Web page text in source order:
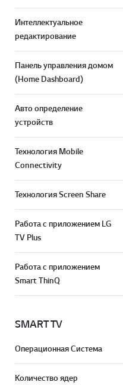
Интеллектуальное
редактирование
Панель управления домом
(Home Dashboard)
Авто определение
устройств
Технология Mobile
Connectivity
Технология Screen Share
Работа с приложением LG
TV Plus
Работа с приложением
Smart ThinQ
SMART TV
Операционная Система
Количество ядер